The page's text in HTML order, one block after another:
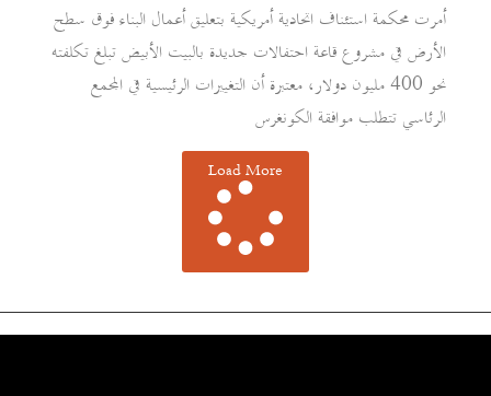
أمرت محكمة استئناف اتحادية أمريكية بتعليق أعمال البناء فوق سطح
الأرض في مشروع قاعة احتفالات جديدة بالبيت الأبيض تبلغ تكلفته
نحو 400 مليون دولار، معتبرة أن التغييرات الرئيسية في المجمع
الرئاسي تتطلب موافقة الكونغرس
Load More